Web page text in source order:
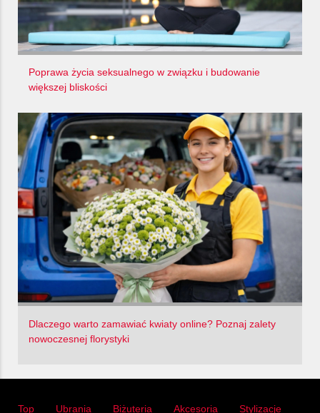
Poprawa życia seksualnego w związku i budowanie
większej bliskości
Dlaczego warto zamawiać kwiaty online? Poznaj zalety
nowoczesnej florystyki
Top Ubrania Biżuteria Akcesoria Stylizacje